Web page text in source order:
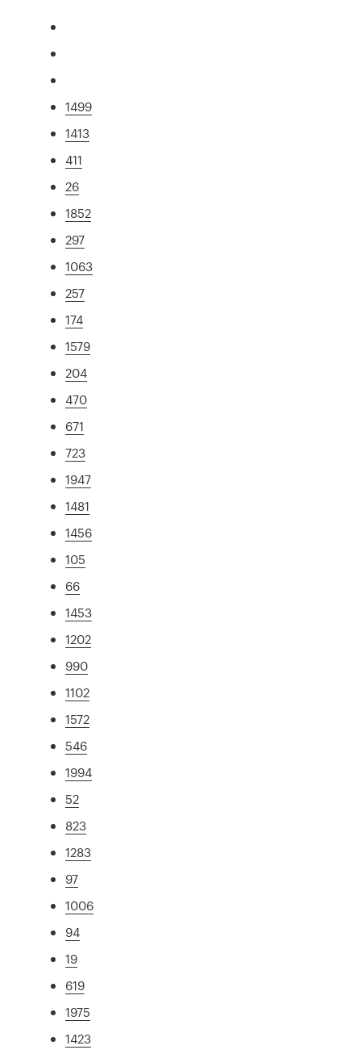
1499
1413
411
26
1852
297
1063
257
174
1579
204
470
671
723
1947
1481
1456
105
66
1453
1202
990
1102
1572
546
1994
52
823
1283
97
1006
94
19
619
1975
1423